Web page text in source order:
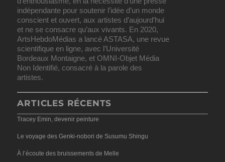
indépendante pour soutenir l’idée d’un monde
conscient et ouvert, aux artistes d’aujourd’hui
et ne se consacre qu’aux vivants. En 2020,
ArtsHebdoMédias a lancé ASTASA, une revue
scientifique en ligne, avec l’Université
Bordeaux Montaigne, et OMNI-Objet Média
Non Identifié, consacré à la parole des
artistes.
ARTICLES RÉCENTS
Tracey Emin, devenir peinture
Le voyage des Genki-nobori de Susumu Shingu
À l’écoute des bruissements de Melle